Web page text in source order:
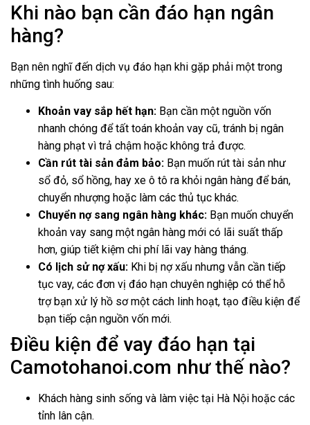
Khi nào bạn cần đáo hạn ngân
hàng?
Bạn nên nghĩ đến dịch vụ đáo hạn khi gặp phải một trong
những tình huống sau:
Khoản vay sắp hết hạn: Bạn cần một nguồn vốn
nhanh chóng để tất toán khoản vay cũ, tránh bị ngân
hàng phạt vì trả chậm hoặc không trả được.
Cần rút tài sản đảm bảo: Bạn muốn rút tài sản như
sổ đỏ, sổ hồng, hay xe ô tô ra khỏi ngân hàng để bán,
chuyển nhượng hoặc làm các thủ tục khác.
Chuyển nợ sang ngân hàng khác: Bạn muốn chuyển
khoản vay sang một ngân hàng mới có lãi suất thấp
hơn, giúp tiết kiệm chi phí lãi vay hàng tháng.
Có lịch sử nợ xấu: Khi bị nợ xấu nhưng vẫn cần tiếp
tục vay, các đơn vị đáo hạn chuyên nghiệp có thể hỗ
trợ bạn xử lý hồ sơ một cách linh hoạt, tạo điều kiện để
bạn tiếp cận nguồn vốn mới.
Điều kiện để vay đáo hạn tại
Camotohanoi.com như thế nào?
Khách hàng sinh sống và làm việc tại Hà Nội hoặc các
tỉnh lân cận.